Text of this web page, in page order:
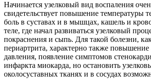
Начинается узелковый вид воспаления
свидетельствует повышение температуры
боль в суставах и в мышцах, кашель и
теле, где начал развиваться узелковый
покраснения и сыпь. Для такой болезни,
периартрита, характерно также повышение
давления, появление симптомов
инфаркта миокарда, но остановить
околосуставных тканях и в сосудах